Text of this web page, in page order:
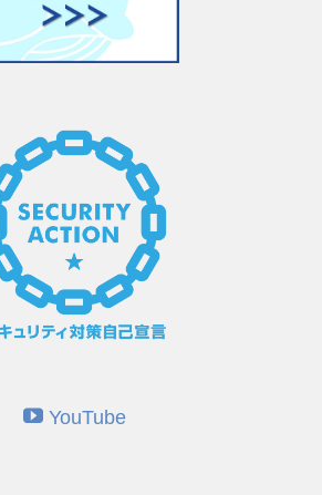
YouTube